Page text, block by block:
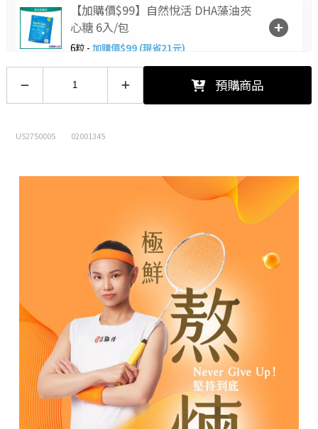
【加購價$99】自然悅活 DHA藻油夾
心糖 6入/包
6粒 - 加購價$99 (現省21元)
【加購價$10】喉力爽爽喉軟糖(枇
杷)12.5g
預購商品
U52750005 02001345